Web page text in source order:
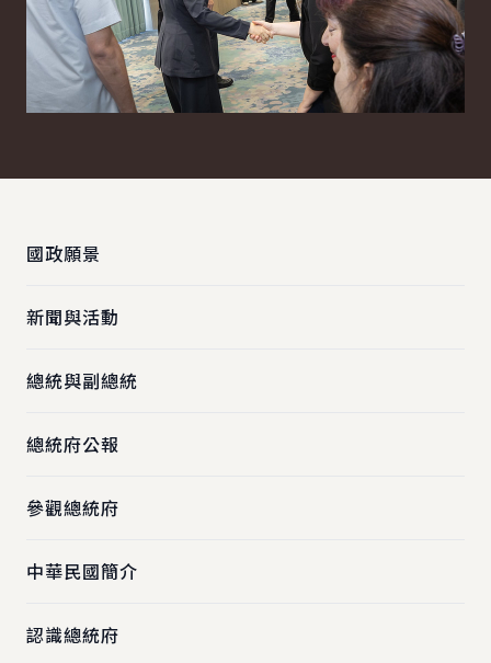
國政願景
新聞與活動
總統與副總統
總統府公報
參觀總統府
中華民國簡介
認識總統府